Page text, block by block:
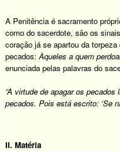
A Penitência é sacramento
como do sacerdote, são os
coração já se apartou da
pecados:Àqueles a quem
enunciada pelas palavras do
“A virtude de apagar os
pecados. Pois está escrito: ‘Se
II. Matéria